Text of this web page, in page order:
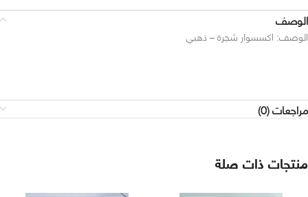
الوصف
الوصف: اكسسوار شجرة – ذهبي
مراجعات (0)
منتجات ذات صلة